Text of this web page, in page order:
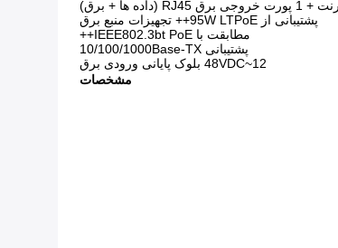
پشتیبانی از 95W LTPoE++ تجهیزات منبع برق
مطابقت با IEEE802.3bt PoE++
پشتیبانی 10/100/1000Base-TX
12~48VDC بلوک پایانی ورودی برق
مشخصات